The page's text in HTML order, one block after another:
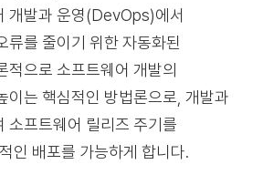
개발과 운영(DevOps)에서
류를 줄이기 위한 자동화된
적으로 소프트웨어 개발의
이는 핵심적인 방법론으로, 개발과
소프트웨어 릴리즈 주기를
인 배포를 가능하게 합니다.